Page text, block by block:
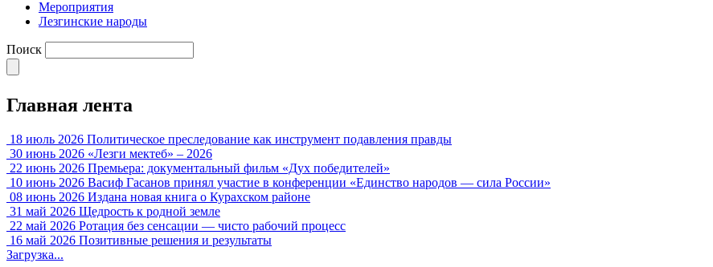
Мероприятия
Лезгинские народы
Поиск
Главная лента
18 июль 2026 Политическое преследование как инструмент подавления правды
30 июнь 2026 «Лезги мектеб» – 2026
22 июнь 2026 Премьера: документальный фильм «Дух победителей»
10 июнь 2026 Васиф Гасанов принял участие в конференции «Единство народов — сила России»
08 июнь 2026 Издана новая книга о Курахском районе
31 май 2026 Щедрость к родной земле
22 май 2026 Ротация без сенсации — чисто рабочий процесс
16 май 2026 Позитивные решения и результаты
Загрузка...